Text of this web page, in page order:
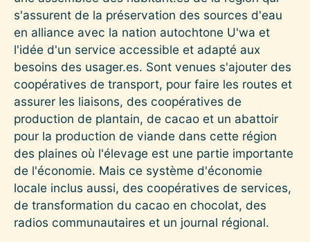
s'assurent de la préservation des sources d'eau
en alliance avec la nation autochtone U'wa et
l'idée d'un service accessible et adapté aux
besoins des usager.es. Sont venues s'ajouter des
coopératives de transport, pour faire les routes et
assurer les liaisons, des coopératives de
production de plantain, de cacao et un abattoir
pour la production de viande dans cette région
des plaines où l'élevage est une partie importante
de l'économie. Mais ce système d'économie
locale inclus aussi, des coopératives de services,
de transformation du cacao en chocolat, des
radios communautaires et un journal régional.